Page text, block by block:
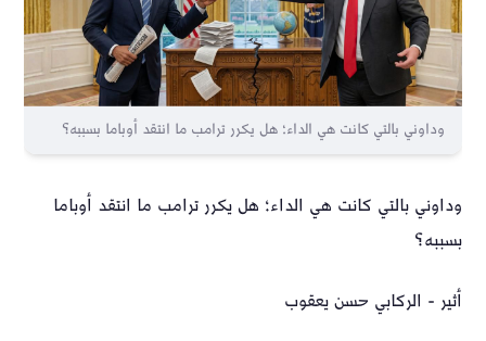
وداوني بالتي كانت هي الداء؛ هل يكرر ترامب ما انتقد أوباما بسببه؟
وداوني بالتي كانت هي الداء؛ هل يكرر ترامب ما انتقد أوباما
بسببه؟
أثير - الركابي حسن يعقوب